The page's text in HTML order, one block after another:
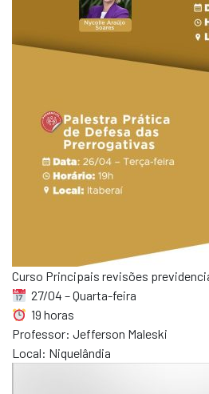
Curso Principais revisões
27/04 – Quarta-feira
19 horas
Professor: Jefferson Maleski
Local: Niquelândia